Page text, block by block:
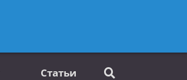
Статьи